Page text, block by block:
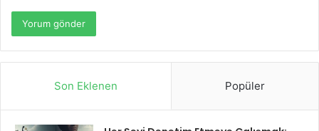
Son Eklenen Popüler